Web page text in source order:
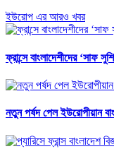
ইউরোপ এর আরও খবর
ফ্রান্সে বাংলাদেশীদের ‘সাফ
নতুন পর্ষদ পেল ইউরোপীয়ান